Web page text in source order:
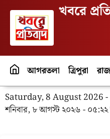
খবরে
আগরতলা ত্রিপুরা
Saturday, 8 August 2026
শনিবার, ৮ আগস্ট ২০২৬ - ০৫:২২